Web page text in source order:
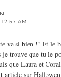
AM
va si bien !! Et le
je trouve que tu le
que Laura et
article sur